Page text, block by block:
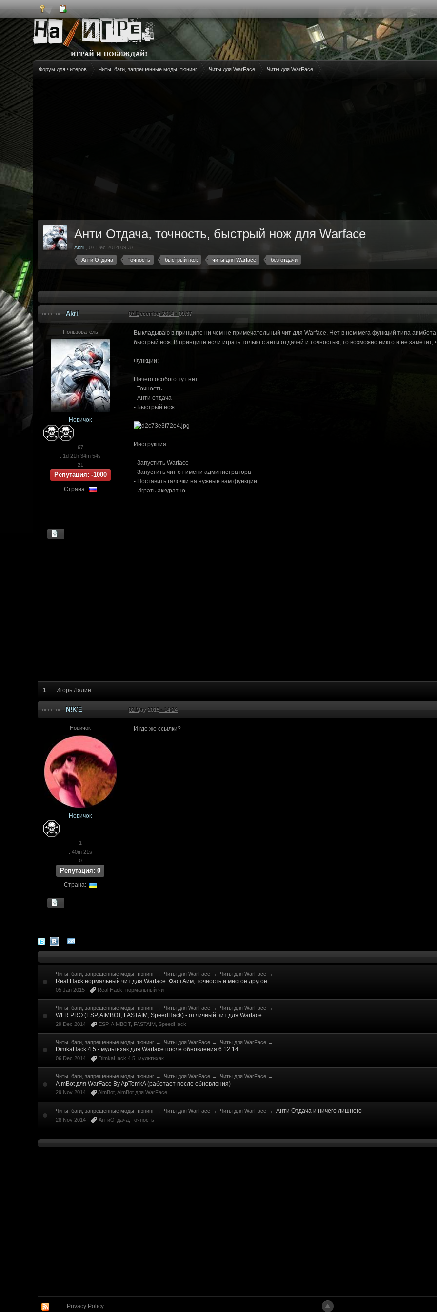
Форум для читеров Читы, баги, запрещенные моды, тюнинг Читы для WarFace Читы для WarFace
Анти Отдача, точность, быстрый нож для Warface
Akril ,07 Dec 2014 09:37
Анти Отдача точность быстрый нож читы для Warface без отдачи
Akril 07 December 2014 - 09:37
Пользователь
Новичок
67
: 1d 21h 34m 54s
21
Репутация: -1000
Страна:
Выкладываю в принципе ни чем не примечательный чит для Warface. Нет в нем мега функций типа
быстрый нож. В принципе если играть только с анти отдачей и точностью, то возможно никто и не
Функции:
Ничего особого тут нет
- Точность
- Анти отдача
- Быстрый нож
Инструкция:
- Запустить Warface
- Запустить чит от имени администратора
- Поставить галочки на нужные вам функции
- Играть аккуратно
1 Игорь Лялин
N!K'E 02 May 2015 - 14:24
Новичок
Новичок
1
: 40m 21s
0
Репутация: 0
Страна:
И где же ссылки?
Читы, баги, запрещенные моды, тюнинг → Читы для WarFace → Читы для WarFace →
Real Hack нормальный чит для Warface. ФастАим, точность и многое другое.
05 Jan 2015 Real Hack нормальный чит
Читы, баги, запрещенные моды, тюнинг → Читы для WarFace → Читы для WarFace →
WFR PRO (ESP, AIMBOT, FASTAIM, SpeedHack) - отличный чит для Warface
29 Dec 2014 ESP,AIMBOT, FASTAIM ,SpeedHack
Читы, баги, запрещенные моды, тюнинг → Читы для WarFace → Читы для WarFace →
DimkaHack 4.5 - мультихак для Warface после обновления 6.12.14
06 Dec 2014 DimkaHack 4.5 мультихак
Читы, баги, запрещенные моды, тюнинг → Читы для WarFace → Читы для WarFace →
AimBot для WarFace By ApTemkA (работает после обновления)
29 Nov 2014 AimBot ,AimBot для WarFace
Читы, баги, запрещенные моды, тюнинг → Читы для WarFace → Читы для WarFace → Анти Отдача и ничего лишнего
28 Nov 2014 АнтиОтдача ,точность
Privacy Policy